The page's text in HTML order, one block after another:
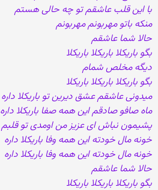
با این قلب عاشقم تو چه حالی هستم
منکه باتو مهربونم مهربونم
حالا شما عاشقم
بگو باریکلا باریکلا باریکلا
دیگه مخلص شمام
بگو باریکلا باریکلا باریکلا
میدونی عاشقم عشق دیرین تو باریکلا داره
ماه صافو صادقم این همه صفا باریکلا داره
پشیمون نباش ای عزیز من اومدی تو قلبم
خونه مال خودته این همه وفا باریکلا داره
خونه مال خودته این همه وفا باریکلا داره
حالا شما عاشقم
بگو باریکلا باریکلا باریکلا